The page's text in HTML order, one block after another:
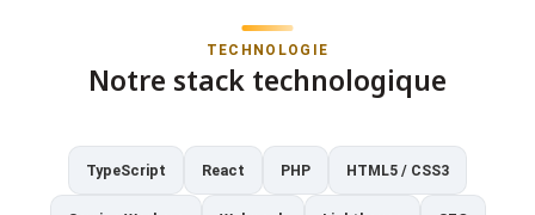
TECHNOLOGIE
Notre stack technologique
TypeScript React PHP HTML5 / CSS3